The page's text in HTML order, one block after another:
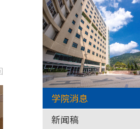
学院消息
新闻稿